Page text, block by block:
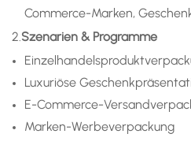
Commerce-Marken,
2.Szenarien & Programme
Luxuriöse
E-Commerce-
Marken-Werbeverpackung